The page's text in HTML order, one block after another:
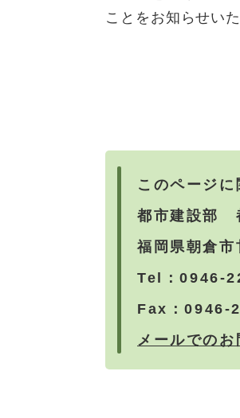
ことをお知らせいた
このページ
都市建設部
福岡県朝倉
Tel：0946-
Fax：0946-
メールでの